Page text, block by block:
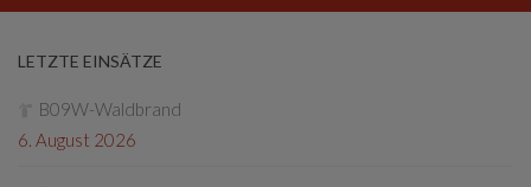
LETZTE EINSÄTZE
B09W-Waldbrand
6. August 2026